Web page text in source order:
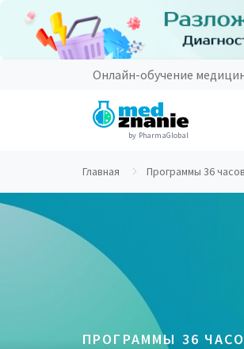
Онлайн-обучение
by PharmaGlobal
Главная Программы 36 часов
ПРОГРАММЫ 36